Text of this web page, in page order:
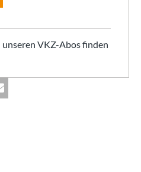
VKZ-Abos finden